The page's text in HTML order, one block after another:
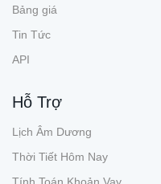
Bảng giá
Tin Tức
API
Hỗ Trợ
Lịch Âm Dương
Thời Tiết Hôm Nay